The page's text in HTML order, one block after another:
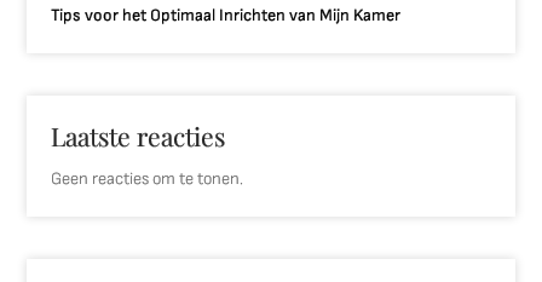
Tips voor het Optimaal Inrichten van Mijn Kamer
Laatste reacties
Geen reacties om te tonen.